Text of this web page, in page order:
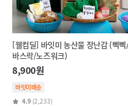
[웰컴딜] 바잇미 농산물 장난감 (삑
바스락/노즈워크)
8,900원
바잇미배송
4.9 (2,233)